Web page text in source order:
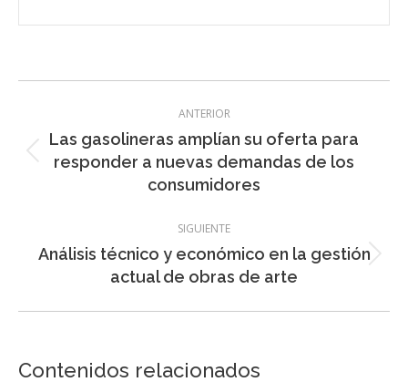
entre
entradas
ANTERIOR
Entrada
anterior:
Las gasolineras amplían su oferta para
responder a nuevas demandas de los
consumidores
SIGUIENTE
Entrada
siguiente:
Análisis técnico y económico en la gestión
actual de obras de arte
Contenidos relacionados